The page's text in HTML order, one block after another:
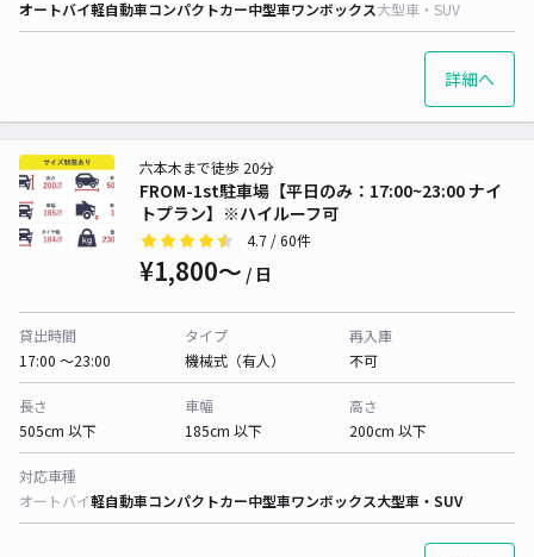
オートバイ軽自動車コンパクトカー中型車ワンボックス大型車・SUV
詳細へ
FROM-1st駐車場【平日のみ：17:00~23:00 ナイ
トプラン】※ハイルーフ可
六本木まで徒歩 20分
4.7 / 60件
¥1,800〜 / 日
貸出時間
17:00 〜23:00
タイプ
機械式（有人）
再入庫
不可
長さ
505cm 以下
車幅
185cm 以下
高さ
200cm 以下
対応車種
オートバイ軽自動車コンパクトカー中型車ワンボックス大型車・SUV